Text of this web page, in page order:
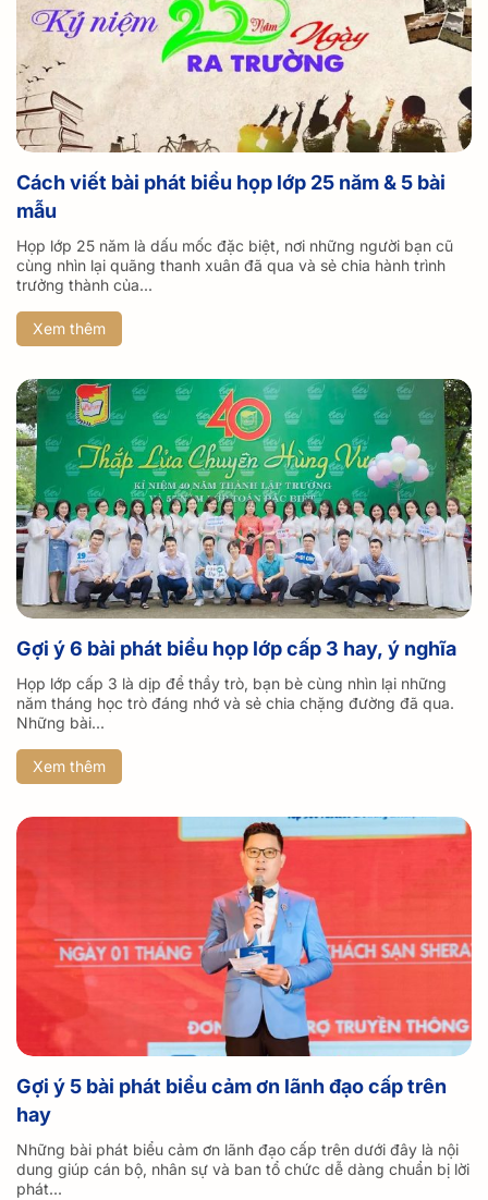
Cách viết bài phát biểu họp lớp 25 năm & 5 bài
mẫu
Họp lớp 25 năm là dấu mốc đặc biệt, nơi những người bạn cũ
cùng nhìn lại quãng thanh xuân đã qua và sẻ chia hành trình
trưởng thành của...
Xem thêm
Gợi ý 6 bài phát biểu họp lớp cấp 3 hay, ý nghĩa
Họp lớp cấp 3 là dịp để thầy trò, bạn bè cùng nhìn lại những
năm tháng học trò đáng nhớ và sẻ chia chặng đường đã qua.
Những bài...
Xem thêm
Gợi ý 5 bài phát biểu cảm ơn lãnh đạo cấp trên
hay
Những bài phát biểu cảm ơn lãnh đạo cấp trên dưới đây là nội
dung giúp cán bộ, nhân sự và ban tổ chức dễ dàng chuẩn bị lời
phát...